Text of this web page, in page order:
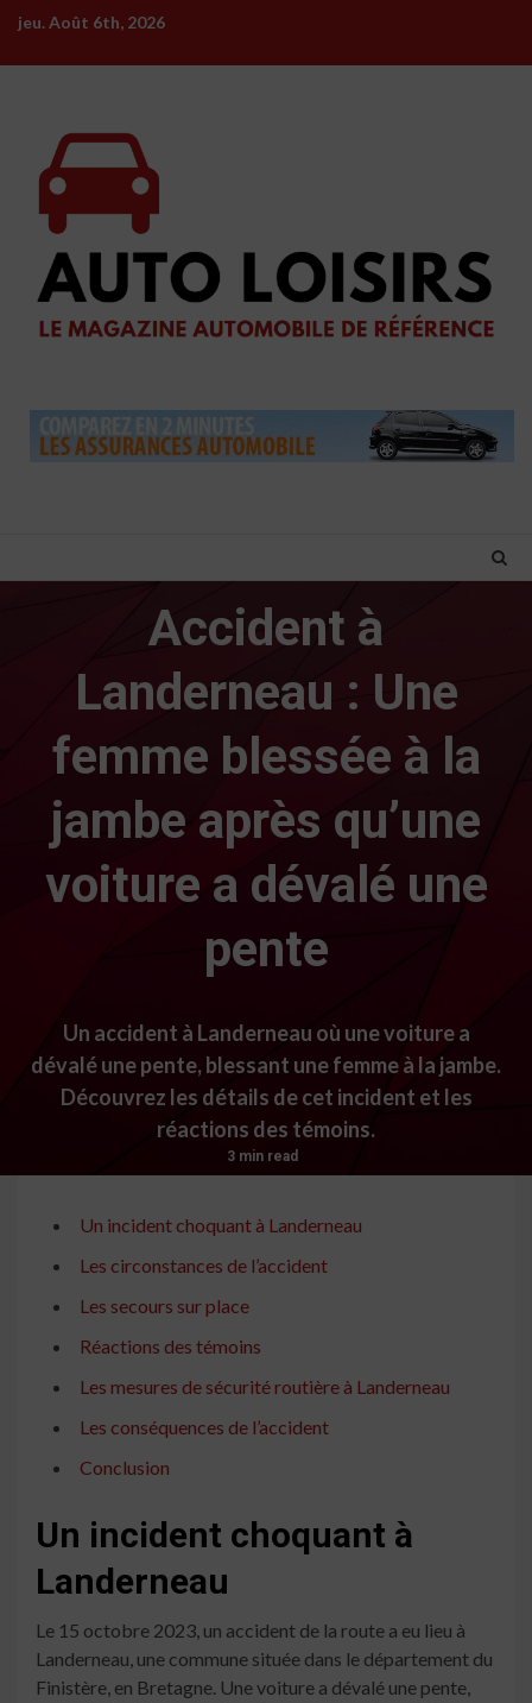
Skip
content
jeu. Août 6th, 2026
Accident à
Landerneau : Une
femme blessée à la
jambe après qu’une
voiture a dévalé une
pente
Un accident à Landerneau où une voiture a
dévalé une pente, blessant une femme à la jambe.
Découvrez les détails de cet incident et les
réactions des témoins.
3 min read
Un incident choquant à Landerneau
Les circonstances de l’accident
Les secours sur place
Réactions des témoins
Les mesures de sécurité routière à Landerneau
Les conséquences de l’accident
Conclusion
Un incident choquant à
Landerneau
Le 15 octobre 2023, un accident de la route a eu lieu à
Landerneau, une commune située dans le département du
Finistère, en Bretagne. Une voiture a dévalé une pente,